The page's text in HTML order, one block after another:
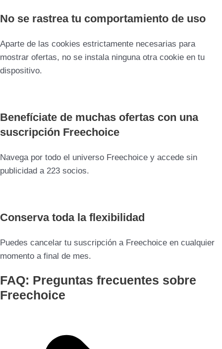
No se rastrea tu comportamiento de uso
Aparte de las cookies estrictamente necesarias para
mostrar ofertas, no se instala ninguna otra cookie en tu
dispositivo.
Benefíciate de muchas ofertas con una
suscripción Freechoice
Navega por todo el universo Freechoice y accede sin
publicidad a 223 socios.
Conserva toda la flexibilidad
Puedes cancelar tu suscripción a Freechoice en cualquier
momento a final de mes.
FAQ: Preguntas frecuentes sobre
Freechoice